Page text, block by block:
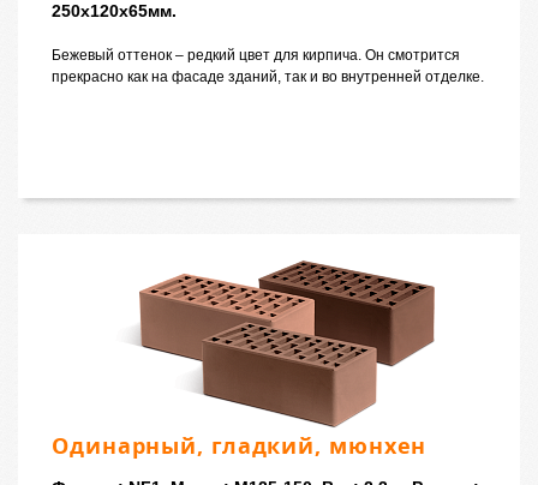
250x120x65мм.
Бежевый оттенок – редкий цвет для кирпича. Он смотрится
прекрасно как на фасаде зданий, так и во внутренней отделке.
Одинарный, гладкий, мюнхен